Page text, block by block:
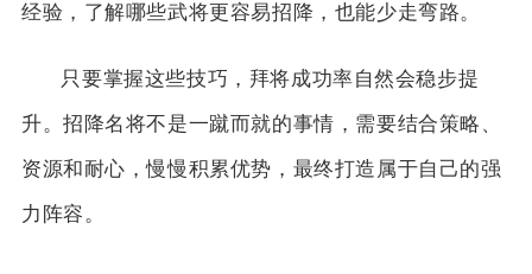
经验，了解哪些武将更容易招降，也能少走弯路。
只要掌握这些技巧，拜将成功率自然会稳步提
升。招降名将不是一蹴而就的事情，需要结合策略、
资源和耐心，慢慢积累优势，最终打造属于自己的强
力阵容。